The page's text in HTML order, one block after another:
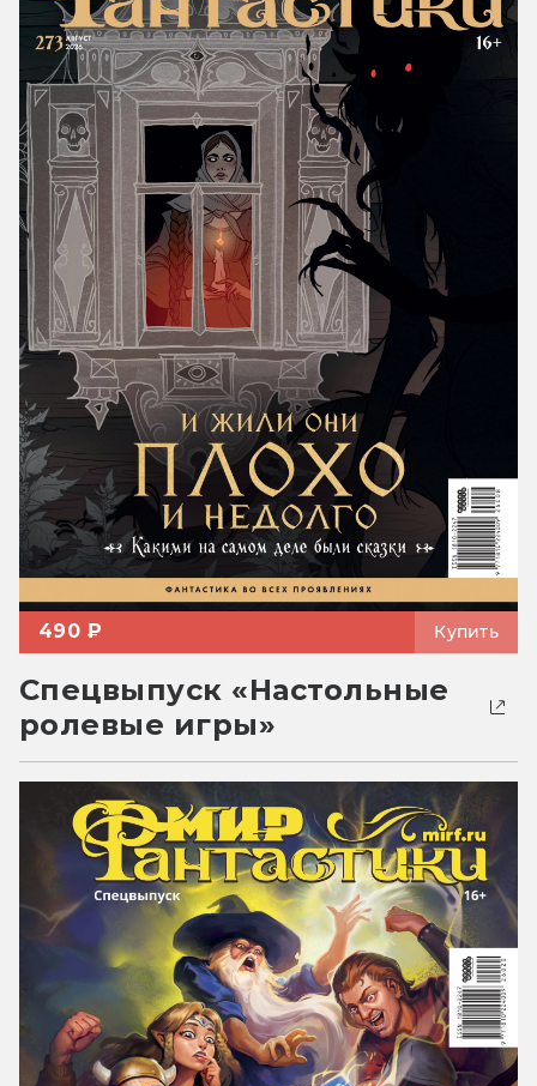
490 ₽ Купить
Спецвыпуск «Настольные
ролевые игры»